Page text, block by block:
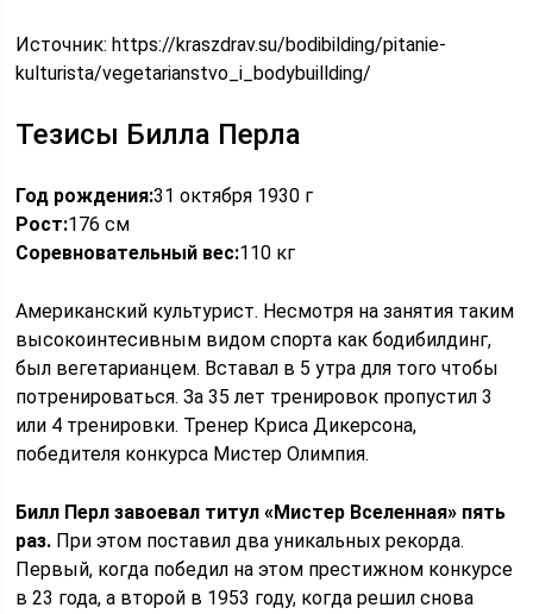
Источник: https://kraszdrav.su/bodibilding/pitanie-
kulturista/vegetarianstvo_i_bodybuillding/
Тезисы Билла Перла
Год рождения:31 октября 1930 г
Рост:176 см
Соревновательный вес:110 кг
Американский культурист. Несмотря на занятия таким
высокоинтесивным видом спорта как бодибилдинг,
был вегетарианцем. Вставал в 5 утра для того чтобы
потренироваться. За 35 лет тренировок пропустил 3
или 4 тренировки. Тренер Криса Дикерсона,
победителя конкурса Миcтер Олимпия.
Билл Перл завоевал титул «Мистер Вселенная» пять
раз. При этом поставил два уникальных рекорда.
Первый, когда победил на этом престижном конкурсе
в 23 года, а второй в 1953 году, когда решил снова